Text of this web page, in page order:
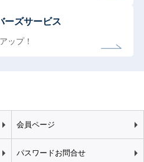
ーズサービス
ップ！
会員ページ
パスワードお問合せ